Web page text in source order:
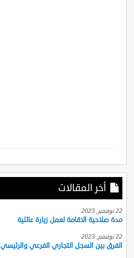
أخر المقالات
22 نوفمبر, 2023
مدة صلاحية الاقامة لعمل زيارة عائلية
22 نوفمبر, 2023
الفرق بين السجل التجاري الفرعي والرئيسي